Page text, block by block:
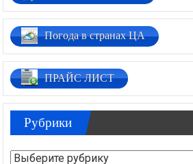
Погода в странах ЦА
ПРАЙС ЛИСТ
Рубрики
Рубрики